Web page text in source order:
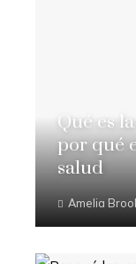
Qué es
por qué
salud
Amelia